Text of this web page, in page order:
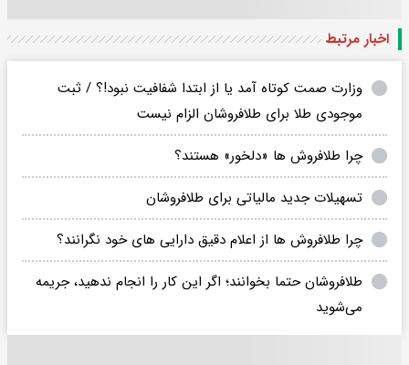
اخبار مرتبط
وزارت صمت کوتاه آمد یا از ابتدا شفافیت نبود!؟ / ثبت
موجودی طلا برای طلافروشان الزام نیست
چرا طلافروش ها «دلخور» هستند؟
تسهیلات جدید مالیاتی برای طلافروشان
چرا طلافروش ها از اعلام دقیق دارایی های خود نگرانند؟
طلافروشان حتما بخوانند؛ اگر این کار را انجام ندهید، جریمه
می‌شوید